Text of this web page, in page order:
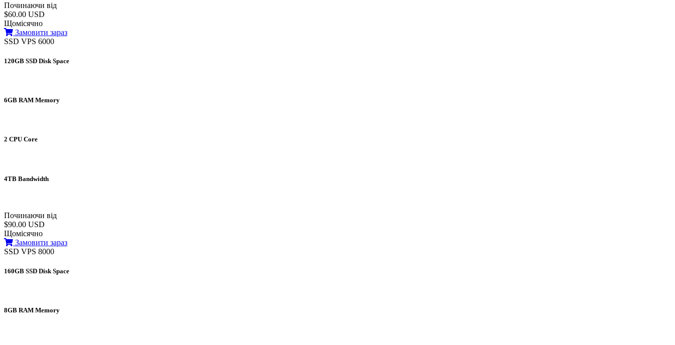
Починаючи від
$60.00 USD
Щомісячно
Замовити зараз
SSD VPS 6000
120GB SSD Disk Space
6GB RAM Memory
2 CPU Core
4TB Bandwidth
Починаючи від
$90.00 USD
Щомісячно
Замовити зараз
SSD VPS 8000
160GB SSD Disk Space
8GB RAM Memory